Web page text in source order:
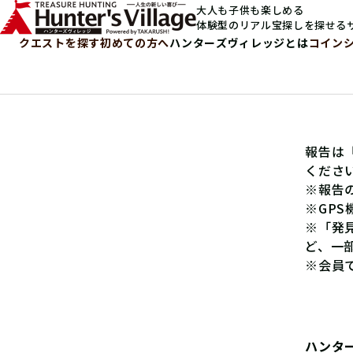
大人も子供も楽しめる
体験型のリアル宝探しを探せる
クエストを探す初めての方へハンターズヴィレッジとはコイン
報告は
くださ
※報告
※GPS
※「発
ど、一
※会員
ハンタ